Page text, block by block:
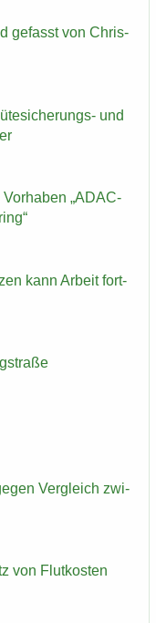
ge­fasst von Chris­
und
„ADAC-​
kann Ar­beit fort­
Ver­gleich zwi­
von Flut­kos­ten